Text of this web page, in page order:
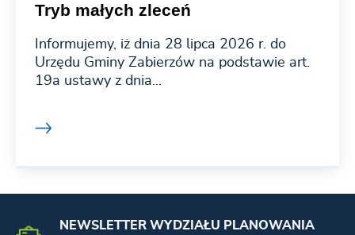
Tryb małych zleceń
Informujemy, iż dnia 28 lipca 2026 r. do
Urzędu Gminy Zabierzów na podstawie art.
19a ustawy z dnia...
NEWSLETTER WYDZIAŁU PLANOWANIA